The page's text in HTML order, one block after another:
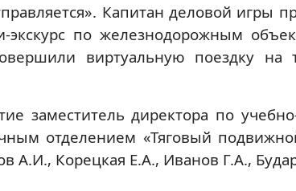
Капитан деловой игры
экскурс по железнодорожным
виртуальную поездку на
заместитель директора по
отделением «Тяговый
А.И., Корецкая Е.А., Иванов Г.А.,